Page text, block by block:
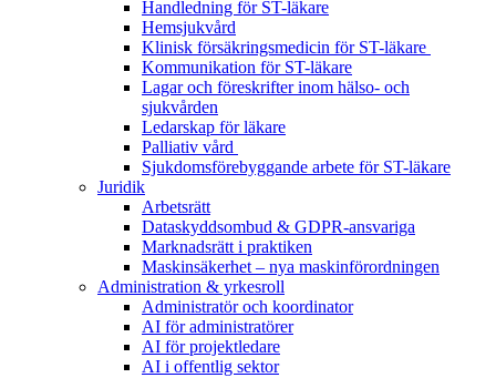
Handledning för ST-läkare
Hemsjukvård
Klinisk försäkringsmedicin för ST-läkare
Kommunikation för ST-läkare
Lagar och föreskrifter inom hälso- och
sjukvården
Ledarskap för läkare
Palliativ vård
Sjukdomsförebyggande arbete för ST-läkare
Juridik
Arbetsrätt
Dataskyddsombud & GDPR-ansvariga
Marknadsrätt i praktiken
Maskinsäkerhet – nya maskinförordningen
Administration & yrkesroll
Administratör och koordinator
AI för administratörer
AI för projektledare
AI i offentlig sektor